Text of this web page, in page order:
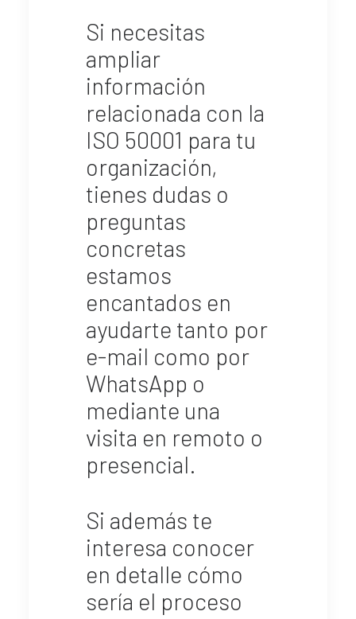
Si necesitas
ampliar
información
relacionada con la
ISO 50001 para tu
organización,
tienes dudas o
preguntas
concretas
estamos
encantados en
ayudarte tanto por
e-mail como por
WhatsApp o
mediante una
visita en remoto o
presencial.
Si además te
interesa conocer
en detalle cómo
sería el proceso